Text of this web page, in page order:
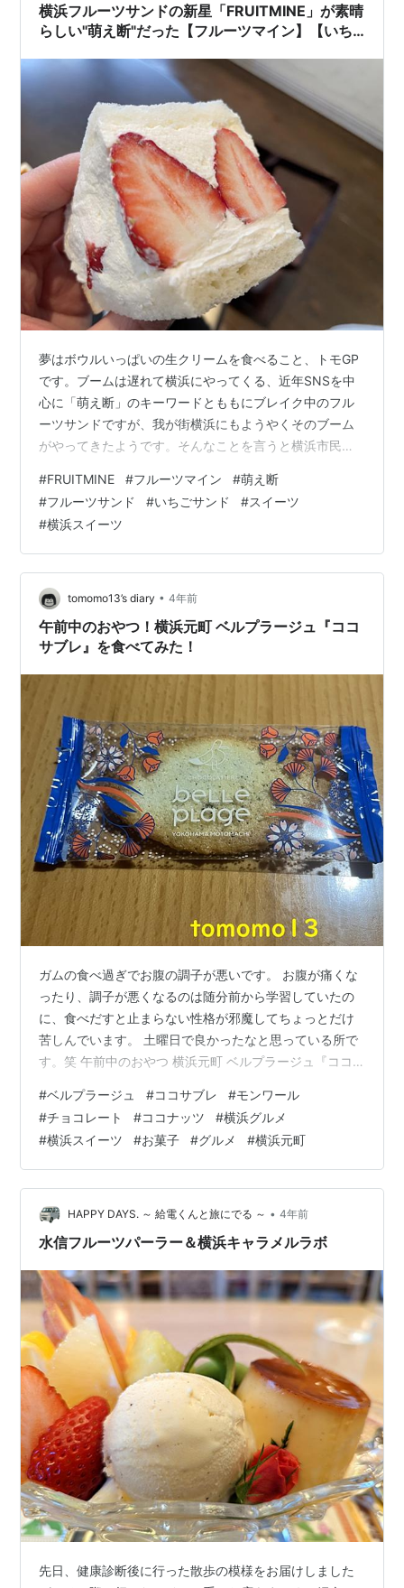
横浜フルーツサンドの新星「FRUITMINE」が素晴
らしい"萌え断"だった【フルーツマイン】【いち
夢はボウルいっぱいの生クリームを食べること、トモGP
です。ブームは遅れて横浜にやってくる、近年SNSを中
心に「萌え断」のキーワードとももにブレイク中のフル
ーツサンドですが、我が街横浜にもようやくそのブーム
がやってきたようです。そんなことを言うと横浜市民の
ドを販売する老舗のお店は多く存在しますが、”新しいお
店”もしくは”専門店”となるとなかなか見つからないもの
です。そんな中、横浜の関内に昨年2021年7月にオープ
ンしたフルーツサンド専門店「FRUITMINE」(フルーツマ
イン)、横浜では珍しいイートイン可能なこちらのフルー
ツサンド専門店を今回は紹…
#FRUITMINE #フルーツマイン #萌え断
#フルーツサンド #いちごサンド #スイーツ
#横浜スイーツ
tomomo13’s diary • 4年前
午前中のおやつ！横浜元町 ベルプラージュ『ココ
サブレ』を食べてみた！
ガムの食べ過ぎでお腹の調子が悪いです。 お腹が痛くな
ったり、調子が悪くなるのは随分前から学習していたの
に、食べだすと止まらない性格が邪魔してちょっとだけ
苦しんでいます。 土曜日で良かったなと思っている所で
す。笑 午前中のおやつ 横浜元町 ベルプラージュ『ココ
ャラメル・ココアがあり、写真のやつはプレーン。 【ベ
ルプラージュ】はリーフチョコレートで有名なモンロワ
ールの姉妹店、港町の横浜で誕生。 今現在、全国各地に
店舗がある。 リンク パッケージに描かれているカモメは
【ベルプラージュ】のキャラクター。 このカモメがイン
ドネシアで食べたココナッツの…
#ベルプラージュ #ココサブレ #モンワール
#チョコレート #ココナッツ #横浜グルメ
#横浜スイーツ #お菓子 #グルメ #横浜元町
HAPPY DAYS. ～ 給電くんと旅にでる ～ • 4年前
水信フルーツパーラー＆横浜キャラメルラボ
先日、健康診断後に行った散歩の模様をお届けしました